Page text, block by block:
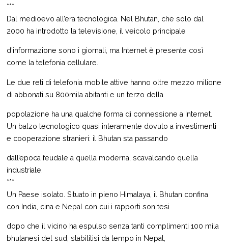
***
Dal medioevo all’era tecnologica. Nel Bhutan, che solo dal
2000 ha introdotto la televisione, il veicolo principale
d’informazione sono i giornali, ma Internet è presente così
come la telefonia cellulare.
Le due reti di telefonia mobile attive hanno oltre mezzo milione
di abbonati su 800mila abitanti e un terzo della
popolazione ha una qualche forma di connessione a Internet.
Un balzo tecnologico quasi interamente dovuto a investimenti
e cooperazione stranieri: il Bhutan sta passando
dall’epoca feudale a quella moderna, scavalcando quella
industriale.
***
Un Paese isolato. Situato in pieno Himalaya, il Bhutan confina
con India, cina e Nepal con cui i rapporti son tesi
dopo che il vicino ha espulso senza tanti complimenti 100 mila
bhutanesi del sud, stabilitisi da tempo in Nepal,